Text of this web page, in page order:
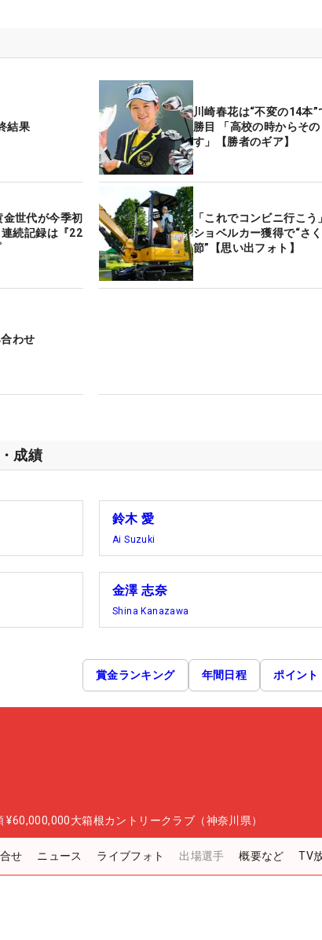
結果
川崎春花は“不変の14本
勝目 「高校の時からそ
す」【勝者のギア】
世代が今季初
続記録は『22
「これでコンビニ行こ
ショベルカー獲得で“さ
節”【思い出フォト】
わせ
成績
鈴木 愛
Ai Suzuki
金澤 志奈
Shina Kanazawa
賞金ランキング 年間日程 ポイント
¥60,000,000大箱根カントリークラブ（神奈川県）
せ ニュース ライブフォト 出場選手 概要など TV